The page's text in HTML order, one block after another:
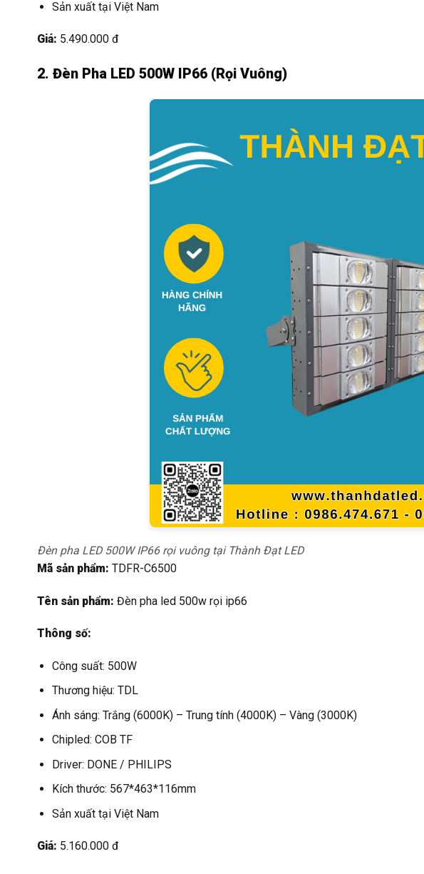
Sản xuất tại Việt Nam
Giá: 5.490.000 đ
2. Đèn Pha LED 500W IP66 (Rọi Vuông)
Đèn pha LED 500W IP66 rọi vuông tại Thành Đạt LED
Mã sản phẩm: TDFR-C6500
Tên sản phẩm: Đèn pha led 500w rọi ip66
Thông số:
Công suất: 500W
Thương hiệu: TDL
Ánh sáng: Trắng (6000K) – Trung tính (4000K) – Vàng (3000K)
Chipled: COB TF
Driver: DONE / PHILIPS
Kích thước: 567*463*116mm
Sản xuất tại Việt Nam
Giá: 5.160.000 đ